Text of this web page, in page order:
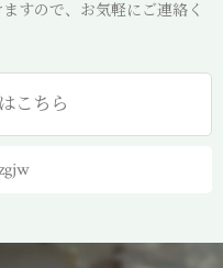
すので、お気軽にご連絡く
こちら